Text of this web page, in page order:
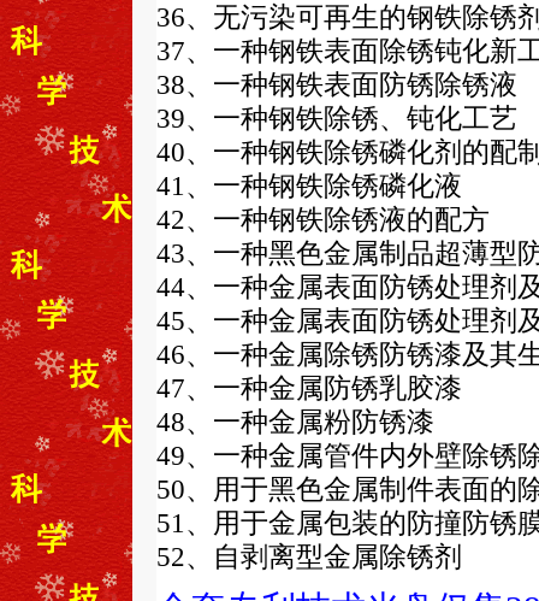
36、无污染可再生的钢铁除锈
37、一种钢铁表面除锈钝化新
38、一种钢铁表面防锈除锈液
39、一种钢铁除锈、钝化工艺
40、一种钢铁除锈磷化剂的配
41、一种钢铁除锈磷化液
42、一种钢铁除锈液的配方
43、一种黑色金属制品超薄型
44、一种金属表面防锈处理剂
45、一种金属表面防锈处理剂
46、一种金属除锈防锈漆及其
47、一种金属防锈乳胶漆
48、一种金属粉防锈漆
49、一种金属管件内外壁除锈
50、用于黑色金属制件表面的
51、用于金属包装的防撞防锈
52、自剥离型金属除锈剂